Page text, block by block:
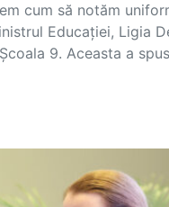
cum să notăm
Educației, Ligia
9. Aceasta a